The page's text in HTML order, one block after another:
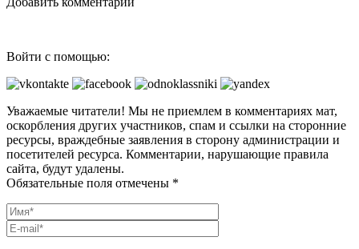
Войти с помощью:
Уважаемые читатели! Мы не приемлем в комментариях мат,
оскорбления других участников, спам и ссылки на сторонние
ресурсы, враждебные заявления в сторону администрации и
посетителей ресурса. Комментарии, нарушающие правила
сайта, будут удалены.
Обязательные поля отмечены *